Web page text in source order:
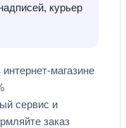
курьер
интернет-магазине
сервис и
заказ